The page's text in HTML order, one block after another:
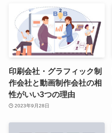
印刷会社・グラフィック制
作会社と動画制作会社の相
性がいい3つの理由
2023年9月28日